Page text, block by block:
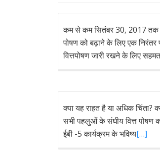
कम से कम सितंबर 30, 2017 तक
पोषण को बढ़ाने के लिए एक
वित्तपोषण जारी रखने के लिए
क्या यह राहत है या अधिक
सभी पहलुओं के संघीय वित्त पोषण
ईबी -5 कार्यक्रम के भविष्य[…]